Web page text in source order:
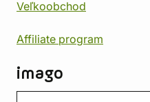
Veľkoobchod
Affiliate program
imago